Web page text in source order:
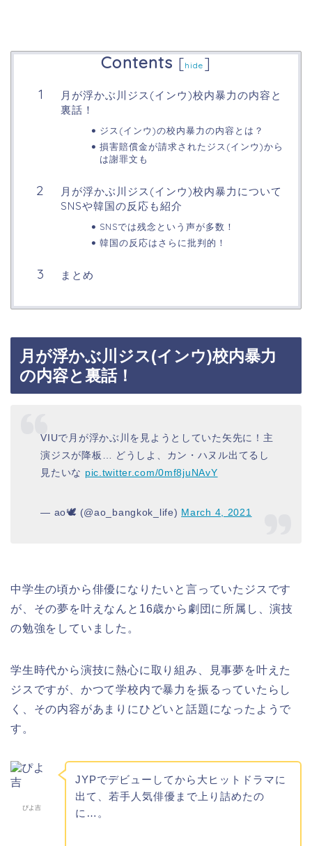
Contents [hide ]
月が浮かぶ川ジス(インウ)校内暴力の内容と
裏話！
ジス(インウ)の校内暴力の内容とは？
損害賠償金が請求されたジス(インウ)から
は謝罪文も
月が浮かぶ川ジス(インウ)校内暴力について
SNSや韓国の反応も紹介
SNSでは残念という声が多数！
韓国の反応はさらに批判的！
まとめ
月が浮かぶ川ジス(インウ)校内暴力
の内容と裏話！
VIUで月が浮かぶ川を見ようとしていた矢先に！主
演ジスが降板… どうしよ、カン・ハヌル出てるし
見たいな pic.twitter.com/0mf8juNAvY
— ao🕊 (@ao_bangkok_life) March 4, 2021
中学生の頃から俳優になりたいと言っていたジスです
が、その夢を叶えなんと16歳から劇団に所属し、演技
の勉強をしていました。
学生時代から演技に熱心に取り組み、見事夢を叶えた
ジスですが、かつて学校内で暴力を振るっていたらし
く、その内容があまりにひどいと話題になったようで
す。
ぴよ吉
JYPでデビューしてから大ヒットドラマに
出て、若手人気俳優まで上り詰めたの
に…。